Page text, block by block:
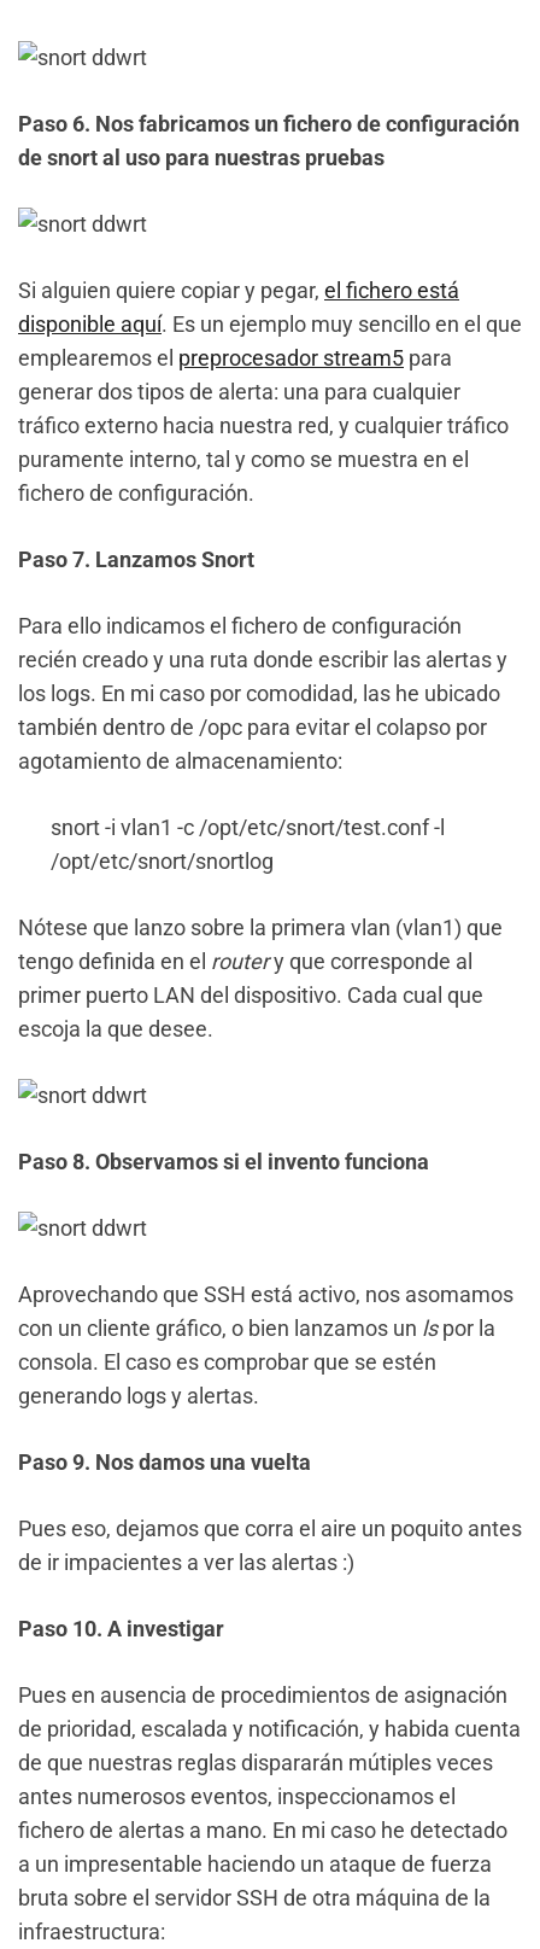
Paso 6. Nos fabricamos un fichero de configuración
de snort al uso para nuestras pruebas
Si alguien quiere copiar y pegar, el fichero está
disponible aquí. Es un ejemplo muy sencillo en el que
emplearemos el preprocesador stream5 para
generar dos tipos de alerta: una para cualquier
tráfico externo hacia nuestra red, y cualquier tráfico
puramente interno, tal y como se muestra en el
fichero de configuración.
Paso 7. Lanzamos Snort
Para ello indicamos el fichero de configuración
recién creado y una ruta donde escribir las alertas y
los logs. En mi caso por comodidad, las he ubicado
también dentro de /opc para evitar el colapso por
agotamiento de almacenamiento:
snort -i vlan1 -c /opt/etc/snort/test.conf -l
/opt/etc/snort/snortlog
Nótese que lanzo sobre la primera vlan (vlan1) que
tengo definida en el routery que corresponde al
primer puerto LAN del dispositivo. Cada cual que
escoja la que desee.
Paso 8. Observamos si el invento funciona
Aprovechando que SSH está activo, nos asomamos
con un cliente gráfico, o bien lanzamos un lspor la
consola. El caso es comprobar que se estén
generando logs y alertas.
Paso 9. Nos damos una vuelta
Pues eso, dejamos que corra el aire un poquito antes
de ir impacientes a ver las alertas :)
Paso 10. A investigar
Pues en ausencia de procedimientos de asignación
de prioridad, escalada y notificación, y habida cuenta
de que nuestras reglas dispararán mútiples veces
antes numerosos eventos, inspeccionamos el
fichero de alertas a mano. En mi caso he detectado
a un impresentable haciendo un ataque de fuerza
bruta sobre el servidor SSH de otra máquina de la
infraestructura: